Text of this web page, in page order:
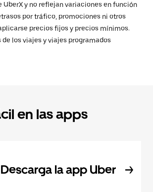
UberX y no reflejan variaciones en función
por tráfico, promociones ni otros
precios fijos y precios mínimos.
de los viajes y viajes programados
en las apps
Descarga la app Uber